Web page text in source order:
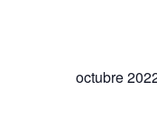
octubre